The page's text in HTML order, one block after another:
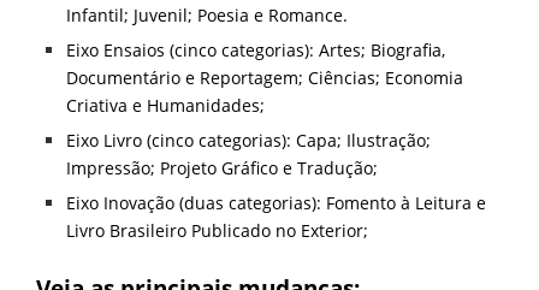
Infantil; Juvenil; Poesia e Romance.
Eixo Ensaios (cinco categorias): Artes; Biografia,
Documentário e Reportagem; Ciências; Economia
Criativa e Humanidades;
Eixo Livro (cinco categorias): Capa; Ilustração;
Impressão; Projeto Gráfico e Tradução;
Eixo Inovação (duas categorias): Fomento à Leitura e
Livro Brasileiro Publicado no Exterior;